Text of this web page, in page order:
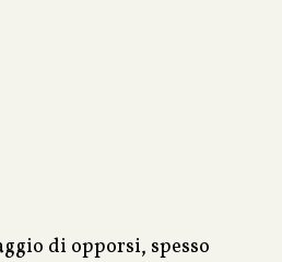
di opporsi, spesso